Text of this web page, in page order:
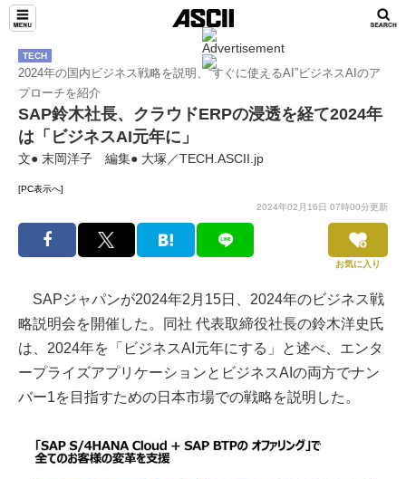
TECH
2024年の国内ビジネス戦略を説明、“すぐに使えるAI”ビジネスAIのア
プローチを紹介
SAP鈴木社長、クラウドERPの浸透を経て2024年
は「ビジネスAI元年に」
文● 末岡洋子 編集● 大塚／TECH.ASCII.jp
[PC表示へ]
2024年02月16日 07時00分更新
お気に入り
SAPジャパンが2024年2月15日、2024年のビジネス戦
略説明会を開催した。同社 代表取締役社長の鈴木洋史氏
は、2024年を「ビジネスAI元年にする」と述べ、エンタ
ープライズアプリケーションとビジネスAIの両方でナン
バー1を目指すための日本市場での戦略を説明した。